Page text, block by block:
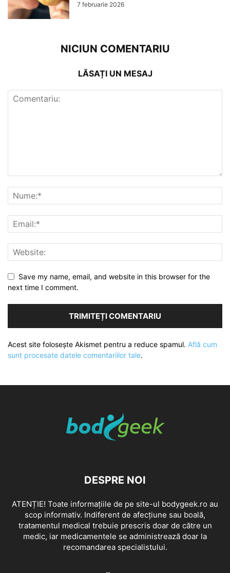
7 februarie 2026
NICIUN COMENTARIU
LĂSAȚI UN MESAJ
Save my name, email, and website in this browser for the
next time I comment.
Acest site folosește Akismet pentru a reduce spamul. Află cum
sunt procesate datele comentariilor tale.
DESPRE NOI
ATENȚIE! Toate informațiile de pe site-ul bodygeek.ro au
scop informativ. Indiferent de afecțiune sau boală,
tratamentul medical trebuie prescris doar de către un
medic, iar medicamentele se administrează doar la
recomandarea specialistului.